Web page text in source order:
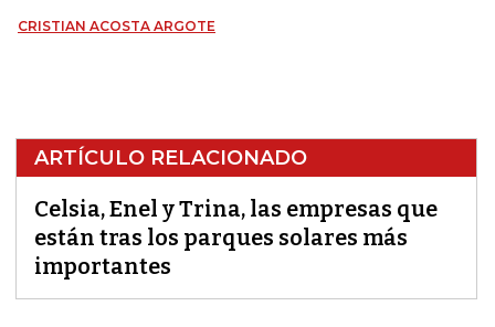
CRISTIAN ACOSTA ARGOTE
ARTÍCULO RELACIONADO
Celsia, Enel y Trina, las empresas que
están tras los parques solares más
importantes